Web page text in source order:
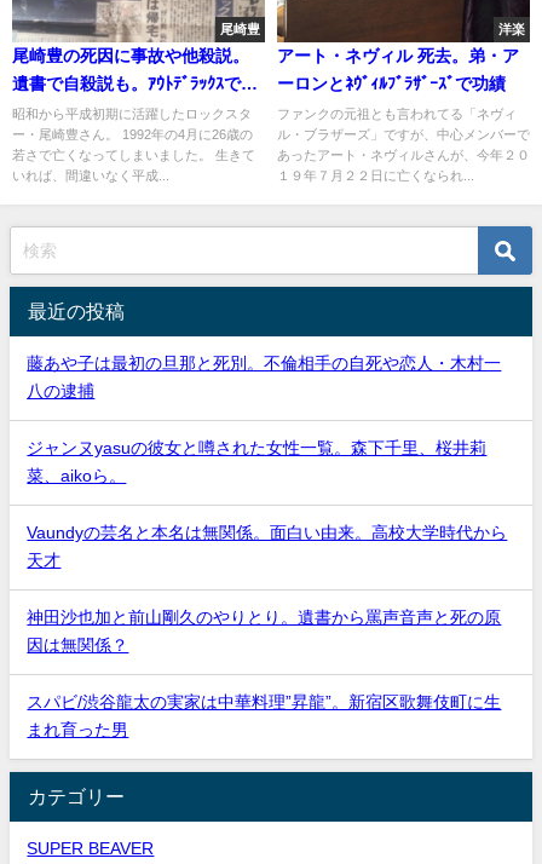
尾崎豊
尾崎豊の死因に事故や他殺説。
遺書で自殺説も。ｱｳﾄﾃﾞﾗｯｸｽで最
後語る
昭和から平成初期に活躍したロックスタ
ー・尾崎豊さん。 1992年の4月に26歳の
若さで亡くなってしまいました。 生きて
いれば、間違いなく平成...
洋楽
アート・ネヴィル 死去。弟・ア
ーロンとﾈｳﾞｨﾙﾌﾞﾗｻﾞｰｽﾞで功績
ファンクの元祖とも言われてる「ネヴィ
ル・ブラザーズ」ですが、中心メンバーで
あったアート・ネヴィルさんが、今年２０
１９年７月２２日に亡くなられ...
最近の投稿
藤あや子は最初の旦那と死別。不倫相手の自死や恋人・木村一
八の逮捕
ジャンヌyasuの彼女と噂された女性一覧。森下千里、桜井莉
菜、aikoら。
Vaundyの芸名と本名は無関係。面白い由来。高校大学時代から
天才
神田沙也加と前山剛久のやりとり。遺書から罵声音声と死の原
因は無関係？
スパビ/渋谷龍太の実家は中華料理”昇龍”。新宿区歌舞伎町に生
まれ育った男
カテゴリー
SUPER BEAVER